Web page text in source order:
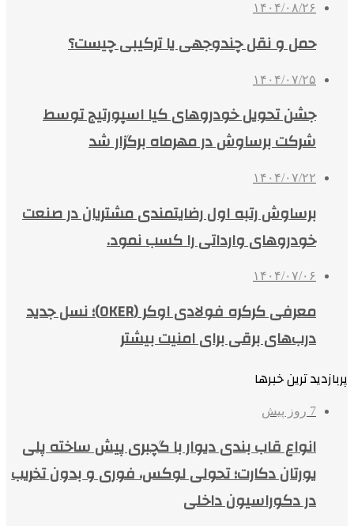
۱۴۰۴/۰۸/۲۶
حمل و نقل چندوجهی یا ترکیبی چیست؟
۱۴۰۴/۰۷/۲۵
جشن تحویل خودروهای کیا اسپورتیج توسط
شرکت برساوش در مهرماه برگزار شد
۱۴۰۴/۰۷/۲۲
برساوش رتبه اول رضایتمندی مشتریان در صنعت
خودروهای وارداتی را کسب نمود.
۱۴۰۴/۰۷/۰۶
معرفی کرکره فولادی اوکر (OKER)؛ نسل جدید
درب‌های برقی برای امنیت بیشتر
پربازدید ترین خبرها
7 روز پیش
انواع قاب بندی دیوار با گچبری پیش ساخته پلی
یورتان دکارت؛ تحولی لوکس، فوری و بدون تخریب
در دکوراسیون داخلی